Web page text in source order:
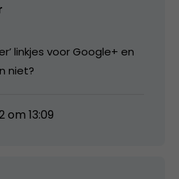
linkjes voor Google+ en
niet?
om 13:09